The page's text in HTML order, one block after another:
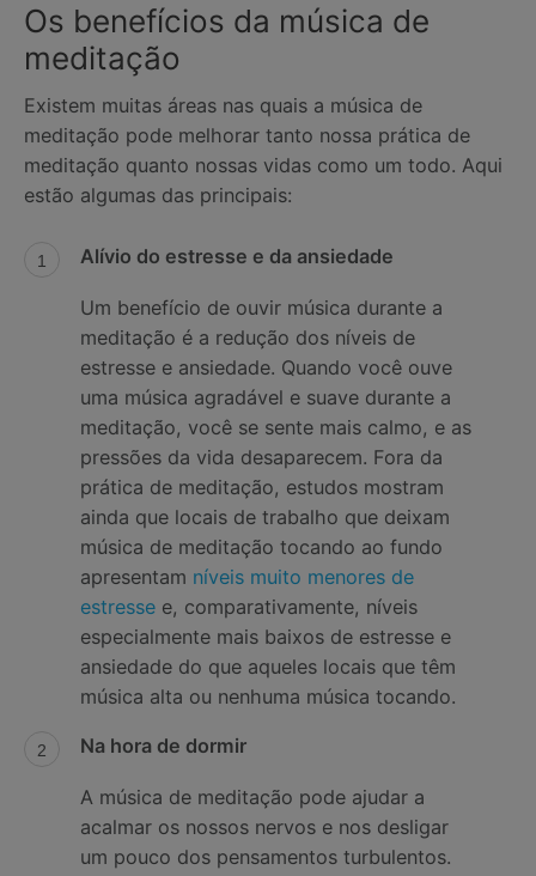
Os benefícios da música de
meditação
Existem muitas áreas nas quais a música de
meditação pode melhorar tanto nossa prática de
meditação quanto nossas vidas como um todo. Aqui
estão algumas das principais:
Alívio do estresse e da ansiedade
Um benefício de ouvir música durante a
meditação é a redução dos níveis de
estresse e ansiedade. Quando você ouve
uma música agradável e suave durante a
meditação, você se sente mais calmo, e as
pressões da vida desaparecem. Fora da
prática de meditação, estudos mostram
ainda que locais de trabalho que deixam
música de meditação tocando ao fundo
apresentam níveis muito menores de
estressee, comparativamente, níveis
especialmente mais baixos de estresse e
ansiedade do que aqueles locais que têm
música alta ou nenhuma música tocando.
Na hora de dormir
A música de meditação pode ajudar a
acalmar os nossos nervos e nos desligar
um pouco dos pensamentos turbulentos.